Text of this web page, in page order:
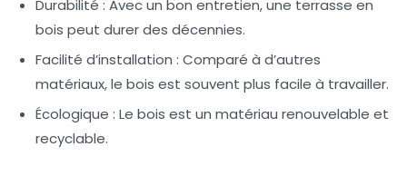
Durabilité : Avec un bon entretien, une terrasse en
bois peut durer des décennies.
Facilité d’installation : Comparé à d’autres
matériaux, le bois est souvent plus facile à travailler.
Écologique : Le bois est un matériau renouvelable et
recyclable.